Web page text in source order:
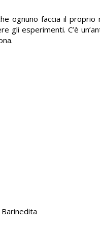
ognuno faccia il
gli esperimenti. C’è
Barinedita